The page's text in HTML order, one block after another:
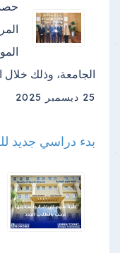
الجامعة، وذلك خلال
25 ديسمبر 2025
بدء دراسي جديد للعام